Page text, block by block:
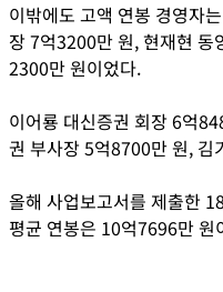
이밖에도 고액 연봉 경영자
장 7억3200만 원, 현재현 동
2300만 원이었다.
이어룡 대신증권 회장 6억
권 부사장 5억8700만 원, 김
올해 사업보고서를 제출한
평균 연봉은 10억7696만 원